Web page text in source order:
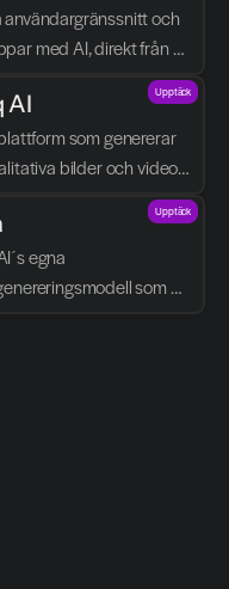
användargränssnitt och
med AI, direkt från
AI
som genererar
bilder och videor
Upptäck
egna
som
Upptäck